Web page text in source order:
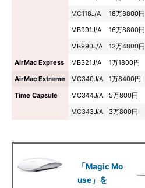
MC118J/A
18万8800円
MB991J/A
16万8800円
MB990J/A
13万4800円
AirMac Express
MB321J/A 1万1800円
AirMac Extreme
MC340J/A 1万8400円
Time Capsule
MC344J/A 5万800円
MC343J/A
3万800円
「Magic Mo
use」を